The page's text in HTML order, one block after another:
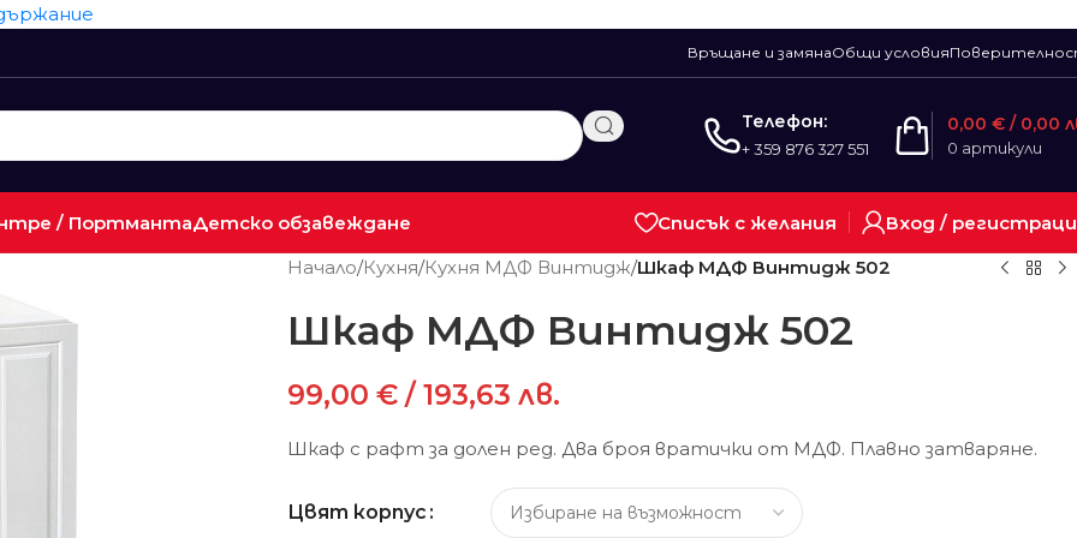
Връщане и замянаОбщи условия
Телефон:
+ 359 876 327 551 0 артикули
0,00 € / 0,00
/ ПортмантаДетско обзавеждане Списък с желания
Вход /
Начало/Кухня/Кухня МДФ Винтидж/Шкаф МДФ Винтидж 502
Шкаф МДФ Винтидж 502
99,00 € / 193,63 лв.
Шкаф с рафт за долен ред. Два броя вратички от МДФ. Плавно затваряне.
Цвят корпус